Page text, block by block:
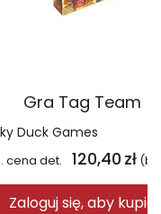
Gra Tag Team
Duck Games
cena det. 120,40 zł
Zaloguj się, aby kupić